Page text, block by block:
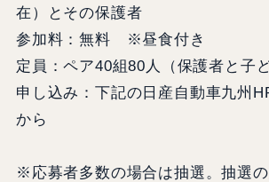
在）とその保護者
参加料：無料 ※昼食付き
定員：ペア40組80人（保護者と子
申し込み：下記の日産自動車九州
から
※応募者多数の場合は抽選。抽選